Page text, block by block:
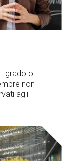
grado o
non
agli